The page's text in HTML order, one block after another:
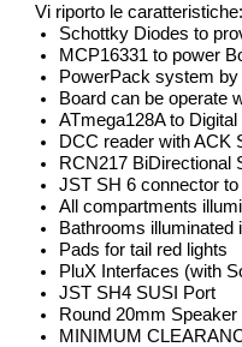
Vi riporto le caratteristiche:
Schottky Diodes to
MCP16331 to power
PowerPack system
Board can be operate
ATmega128A to
DCC reader with ACK
RCN217 BiDirectional
JST SH 6 connector
All compartments
Bathrooms illuminated
Pads for tail red lights
PluX Interfaces (with
JST SH4 SUSI Port
Round 20mm
MINIMUM